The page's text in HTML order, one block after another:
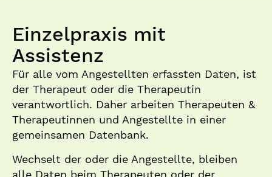
Einzelpraxis mit
Assistenz​
Für alle vom Angestellten erfassten Daten, ist
der Therapeut oder die Therapeutin
verantwortlich. Daher arbeiten Therapeuten &
Therapeutinnen und Angestellte in einer
gemeinsamen Datenbank.
Wechselt der oder die Angestellte, bleiben
alle Daten beim Therapeuten oder der